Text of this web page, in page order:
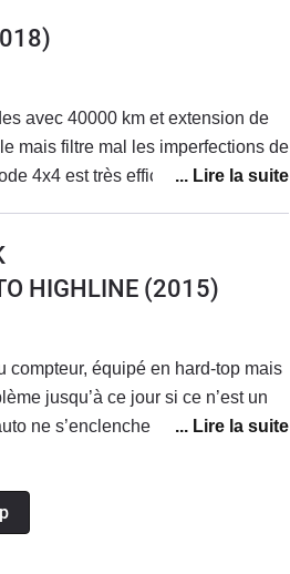
très correcte pour un utilitaire ,
j'ai possédé , assises arrières un
le luxe . super polyvalent , c'est
avec 40000 km et extension de
mais filtre mal les imperfections de
4x4 est très efficace sur terrain
HIGHLINE (2015)
compteur, équipé en hard-top mais
jusqu’à ce jour si ce n’est un
ne s’enclenche pas
peu sommaire mais les